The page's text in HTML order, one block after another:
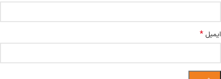
ایمیل *